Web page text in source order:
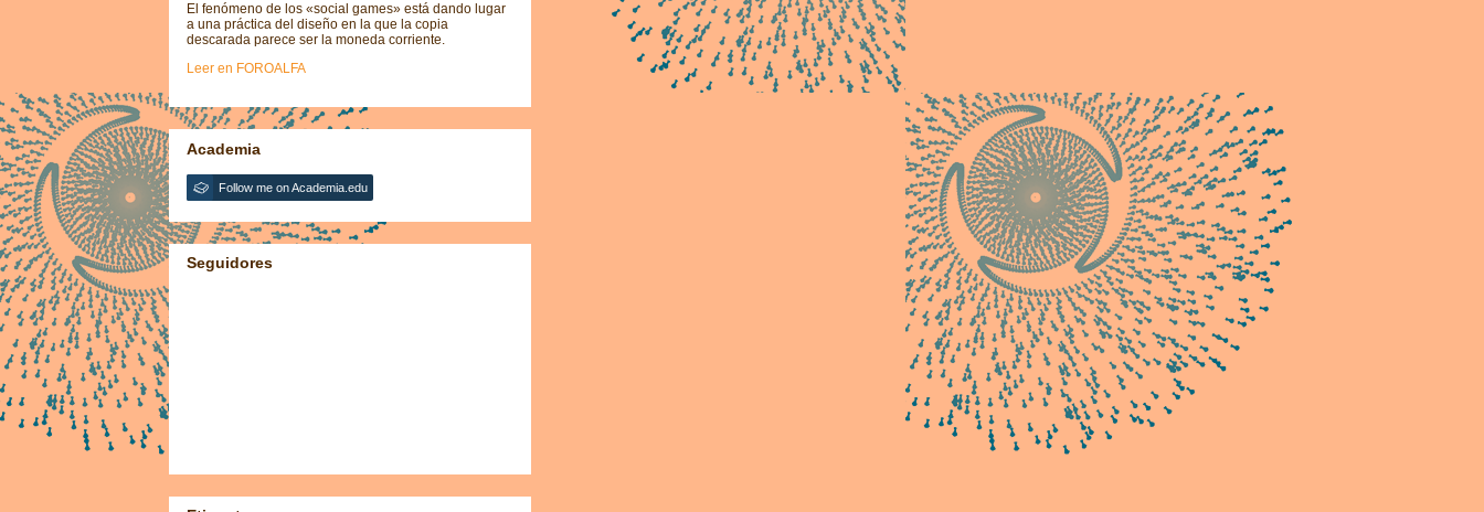
El fenómeno de los «social games» está dando lugar
a una práctica del diseño en la que la copia
descarada parece ser la moneda corriente.
Leer en FOROALFA
Academia
Follow me on Academia.edu
Seguidores